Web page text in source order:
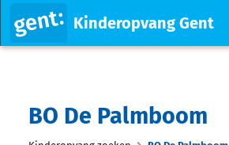
Kinderopvang Gent
BO De Palmboom